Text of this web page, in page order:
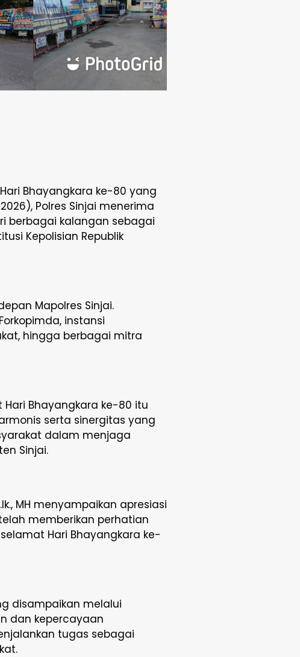
Bhayangkara ke-80 yang
Polres Sinjai menerima
berbagai kalangan sebagai
Kepolisian Republik
Mapolres Sinjai.
instansi
hingga berbagai mitra
Bhayangkara ke-80 itu
serta sinergitas yang
dalam menjaga
Sinjai.
MH menyampaikan apresiasi
memberikan perhatian
Hari Bhayangkara ke-
disampaikan melalui
dan kepercayaan
tugas sebagai